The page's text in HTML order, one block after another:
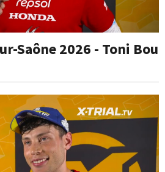
Saône 2026 - Toni Bou